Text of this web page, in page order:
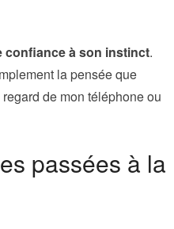
confiance à son instinct.
la pensée que
de mon téléphone ou
passées à la